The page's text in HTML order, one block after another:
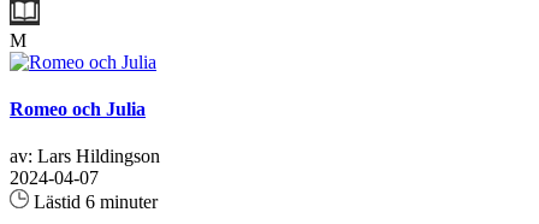
M
Romeo och Julia
av: Lars Hildingson
2024-04-07
Lästid 6 minuter